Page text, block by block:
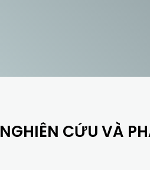
NGHIÊN CỨU VÀ